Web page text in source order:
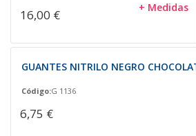
16,00 € + Medidas
GUANTES NITRILO NEGRO
Código:G 1136
6,75 €